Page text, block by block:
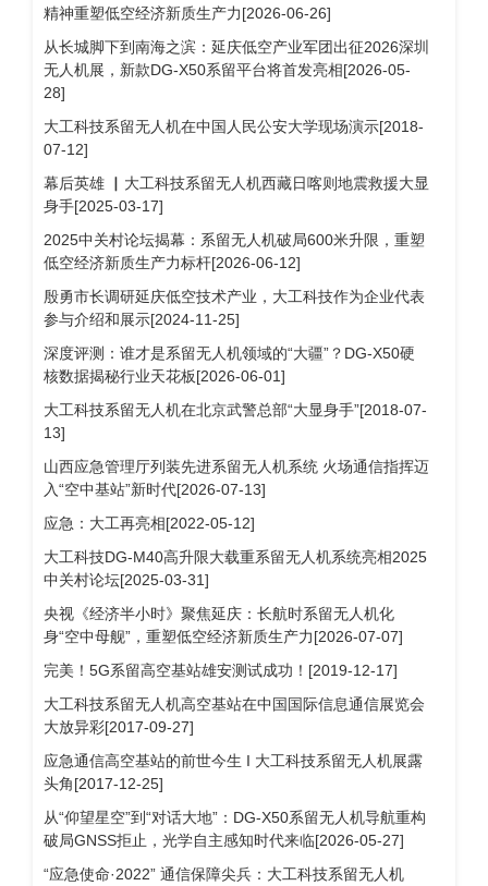
精神重塑低空经济新质生产力[2026-06-26]
从长城脚下到南海之滨：延庆低空产业军团出征2026深圳
无人机展，新款DG-X50系留平台将首发亮相[2026-05-
28]
大工科技系留无人机在中国人民公安大学现场演示[2018-
07-12]
幕后英雄 ▏大工科技系留无人机西藏日喀则地震救援大显
身手[2025-03-17]
2025中关村论坛揭幕：系留无人机破局600米升限，重塑
低空经济新质生产力标杆[2026-06-12]
殷勇市长调研延庆低空技术产业，大工科技作为企业代表
参与介绍和展示[2024-11-25]
深度评测：谁才是系留无人机领域的“大疆”？DG-X50硬
核数据揭秘行业天花板[2026-06-01]
大工科技系留无人机在北京武警总部“大显身手”[2018-07-
13]
山西应急管理厅列装先进系留无人机系统 火场通信指挥迈
入“空中基站”新时代[2026-07-13]
应急：大工再亮相[2022-05-12]
大工科技DG-M40高升限大载重系留无人机系统亮相2025
中关村论坛[2025-03-31]
央视《经济半小时》聚焦延庆：长航时系留无人机化
身“空中母舰”，重塑低空经济新质生产力[2026-07-07]
完美！5G系留高空基站雄安测试成功！[2019-12-17]
大工科技系留无人机高空基站在中国国际信息通信展览会
大放异彩[2017-09-27]
应急通信高空基站的前世今生 I 大工科技系留无人机展露
头角[2017-12-25]
从“仰望星空”到“对话大地”：DG-X50系留无人机导航重构
破局GNSS拒止，光学自主感知时代来临[2026-05-27]
“应急使命·2022” 通信保障尖兵：大工科技系留无人机